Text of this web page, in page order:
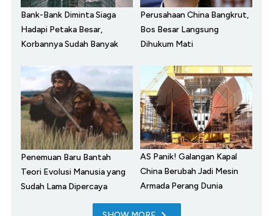
Bank-Bank Diminta Siaga
Hadapi Petaka Besar,
Korbannya Sudah Banyak
Perusahaan China Bangkrut,
Bos Besar Langsung
Dihukum Mati
Penemuan Baru Bantah
Teori Evolusi Manusia yang
Sudah Lama Dipercaya
AS Panik! Galangan Kapal
China Berubah Jadi Mesin
Armada Perang Dunia